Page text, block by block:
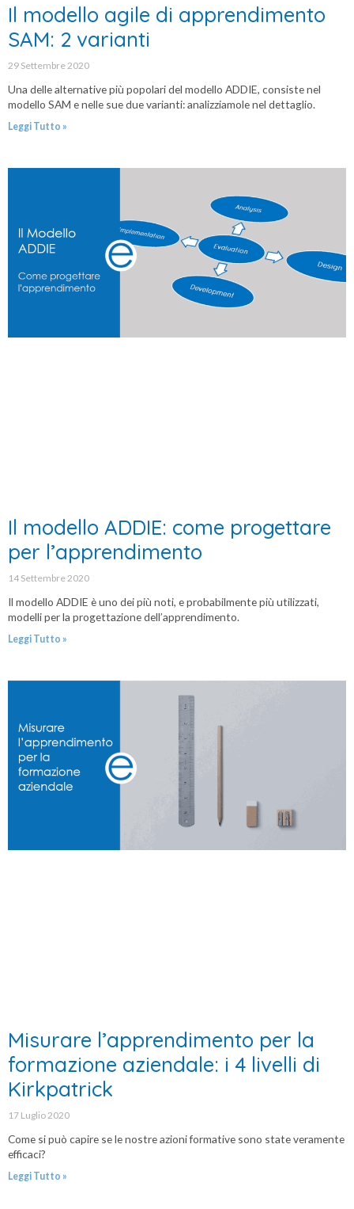
Il modello agile di apprendimento
SAM: 2 varianti
29 Settembre 2020
Una delle alternative più popolari del modello ADDIE, consiste nel
modello SAM e nelle sue due varianti: analizziamole nel dettaglio.
Leggi Tutto »
Il modello ADDIE: come progettare
per l’apprendimento
14 Settembre 2020
Il modello ADDIE è uno dei più noti, e probabilmente più utilizzati,
modelli per la progettazione dell’apprendimento.
Leggi Tutto »
Misurare l’apprendimento per la
formazione aziendale: i 4 livelli di
Kirkpatrick
17 Luglio 2020
Come si può capire se le nostre azioni formative sono state veramente
efficaci?
Leggi Tutto »